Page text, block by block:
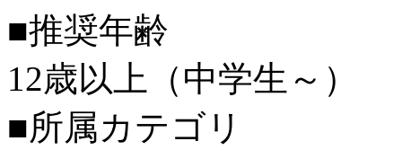
■推奨年齢
12歳以上（中学生～）
■所属カテゴリ